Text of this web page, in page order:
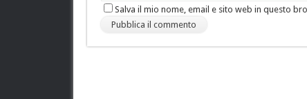
Salva il mio nome, email e sito web in questo